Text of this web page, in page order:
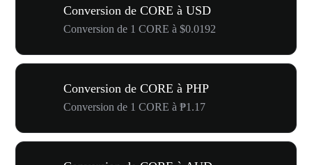
Conversion de CORE à USD
Conversion de 1 CORE à $0.0192
Conversion de CORE à PHP
Conversion de 1 CORE à ₱1.17